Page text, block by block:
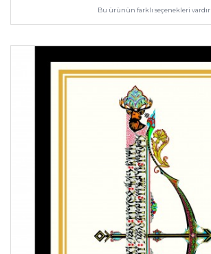
Bu ürünün farklı seçenekleri vardır